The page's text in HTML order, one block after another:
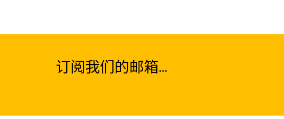
订阅我们的邮箱...